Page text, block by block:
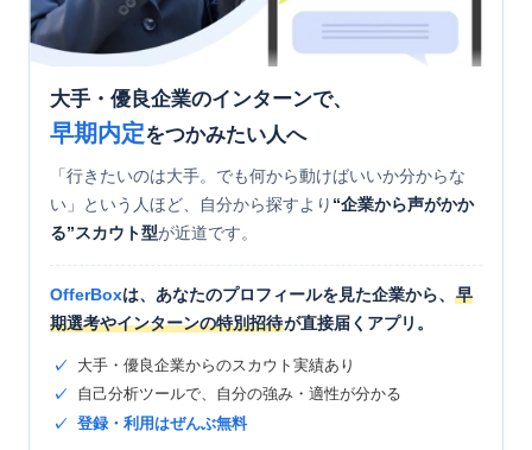
大手・優良企業のインターンで、
早期内定をつかみたい人へ
「行きたいのは大手。でも何から動けばいいか分からな
い」という人ほど、自分から探すより “企業から声がかか
る”スカウト型が近道です。
OfferBoxは、あなたのプロフィールを見た企業から、 早
期選考やインターンの特別招待が直接届くアプリ。
大手・優良企業からのスカウト実績あり
自己分析ツールで、自分の強み・適性が分かる
登録・利用はぜんぶ無料